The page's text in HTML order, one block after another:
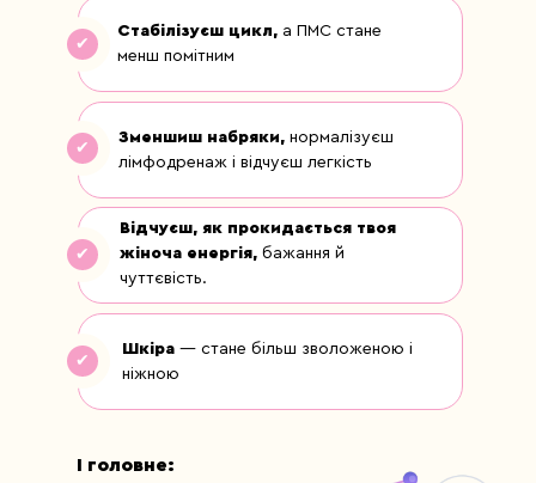
Шкіра — стане більш зволоженою і
ніжною
✔
Відчуєш, як прокидається твоя
жіноча енергія, бажання й
чуттєвість.
✔
Зменшиш набряки, нормалізуєш
лімфодренаж і відчуєш легкість
✔
Стабілізуєш цикл, а ПМС стане
менш помітним
✔
І головне: